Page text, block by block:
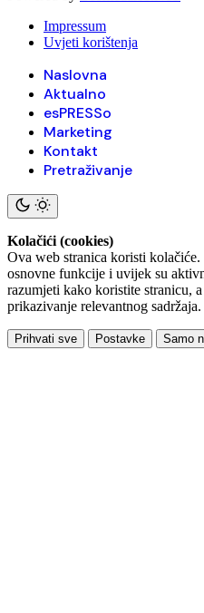
Impressum
Uvjeti korištenja
Naslovna
Aktualno
esPRESSo
Marketing
Kontakt
Pretraživanje
Kolačići (cookies)
Ova web stranica koristi
osnovne funkcije i uvijek su
razumjeti kako koristite stranicu,
prikazivanje relevantnog sadržaja.
Prihvati sve Postavke Samo